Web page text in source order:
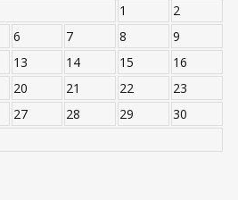
1
2
6 7 8
9
13 14 15
16
20 21 22
23
27 28 29
30